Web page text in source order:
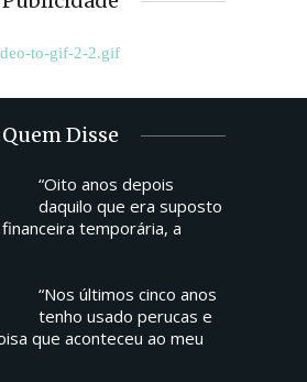
Quem Disse
“Oito anos depois
daquilo que era suposto
temporária, a
“Nos últimos cinco anos
tenho usado perucas e
que aconteceu ao meu